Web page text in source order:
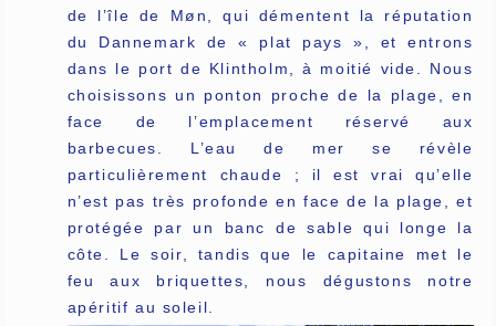
de l’île de Møn, qui démentent la réputation
du Dannemark de « plat pays », et entrons
dans le port de Klintholm, à moitié vide. Nous
choisissons un ponton proche de la plage, en
face de l’emplacement réservé aux
barbecues. L’eau de mer se révèle
particulièrement chaude ; il est vrai qu’elle
n’est pas très profonde en face de la plage, et
protégée par un banc de sable qui longe la
côte. Le soir, tandis que le capitaine met le
feu aux briquettes, nous dégustons notre
apéritif au soleil.